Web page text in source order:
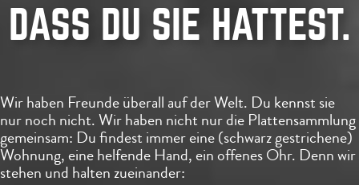
DASS DU SIE HATTEST.
Wir haben Freunde überall auf der Welt. Du kennst sie
nur noch nicht. Wir haben nicht nur die Plattensammlung
gemeinsam: Du findest immer eine (schwarz gestrichene)
Wohnung, eine helfende Hand, ein offenes Ohr. Denn wir
stehen und halten zueinander: